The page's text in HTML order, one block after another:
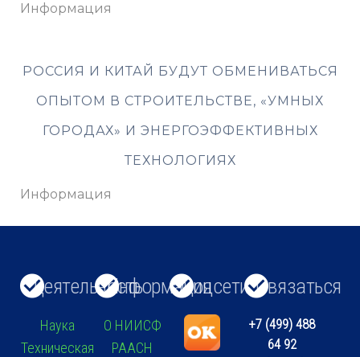
Информация
РОССИЯ И КИТАЙ БУДУТ ОБМЕНИВАТЬСЯ
ОПЫТОМ В СТРОИТЕЛЬСТВЕ, «УМНЫХ
ГОРОДАХ» И ЭНЕРГОЭФФЕКТИВНЫХ
ТЕХНОЛОГИЯХ
Информация
Деятельность
Наука
Техническая
Информация
О НИИСФ
РААСН
Соцсети Связаться
+7 (499) 488
64 92